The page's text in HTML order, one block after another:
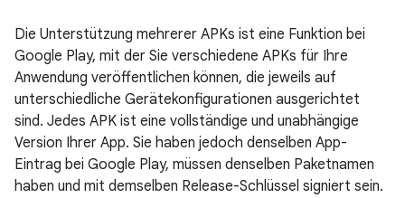
Die Unterstützung mehrerer APKs ist eine Funktion bei
Google Play, mit der Sie verschiedene APKs für Ihre
Anwendung veröffentlichen können, die jeweils auf
unterschiedliche Gerätekonfigurationen ausgerichtet
sind. Jedes APK ist eine vollständige und unabhängige
Version Ihrer App. Sie haben jedoch denselben App-
Eintrag bei Google Play, müssen denselben Paketnamen
haben und mit demselben Release-Schlüssel signiert sein.